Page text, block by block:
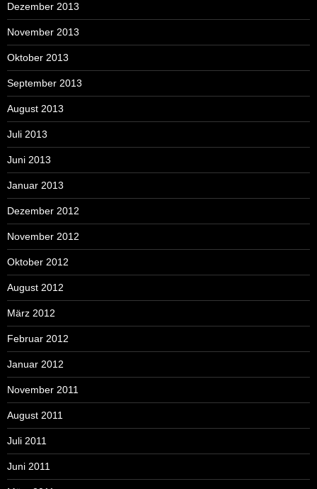
Dezember 2013
November 2013
Oktober 2013
September 2013
August 2013
Juli 2013
Juni 2013
Januar 2013
Dezember 2012
November 2012
Oktober 2012
August 2012
März 2012
Februar 2012
Januar 2012
November 2011
August 2011
Juli 2011
Juni 2011